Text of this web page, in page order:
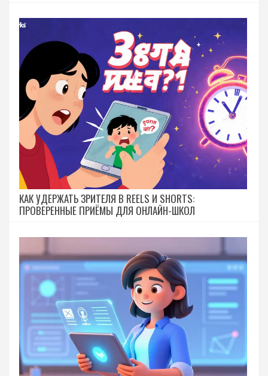
КАК УДЕРЖАТЬ ЗРИТЕЛЯ В REELS И SHORTS:
ПРОВЕРЕННЫЕ ПРИЁМЫ ДЛЯ ОНЛАЙН-ШКОЛ